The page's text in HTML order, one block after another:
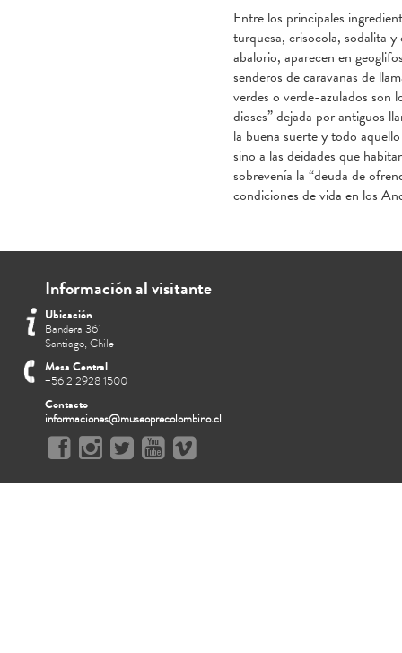
Entre los principales
turquesa, crisocola, sodalita
abalorio, aparecen en
senderos de caravanas de
verdes o verde-azulados son
dioses” dejada por antiguos
la buena suerte y todo
sino a las deidades que
sobrevenía la “deuda de
condiciones de vida en los
Información al visitante
Ubicación
Bandera 361
Santiago, Chile
Mesa Central
+56 2 2928 1500
Contacto
informaciones@museoprecolombino.cl